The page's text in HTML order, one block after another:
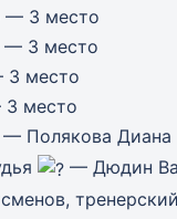
— 3 место
— 3 место
3 место
место
— Полякова Диана
— Дюдин